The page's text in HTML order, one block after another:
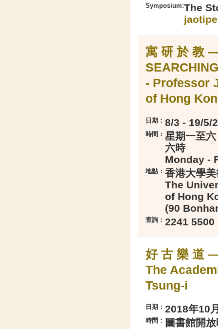
Symposium:The
寓 研 於 教
- Professor
of Hong
日期： 8/3 - 19/5/
時間： 星期一至
六時
Monday -
地點： 香港大學
The
of Hong
(90
查詢： 2241 5500
好 古 樂 道
The
Tsung-i
日期： 2018年10
時間： 圖書館開